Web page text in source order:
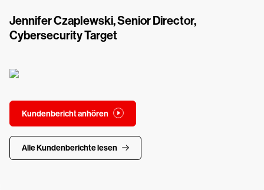
Jennifer Czaplewski, Senior Director,
Cybersecurity Target
Kundenbericht anhören
Alle Kundenberichte lesen